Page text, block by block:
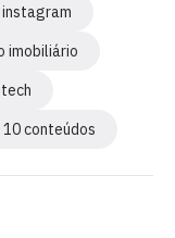
instagram
imobiliário
10 conteúdos